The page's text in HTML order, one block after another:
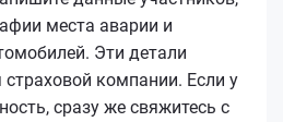
места аварии и
Эти детали
страховой компании. Если у
сразу же свяжитесь с